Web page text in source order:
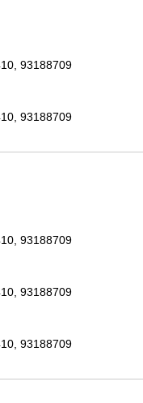
93188709
93188709
93188709
93188709
93188709